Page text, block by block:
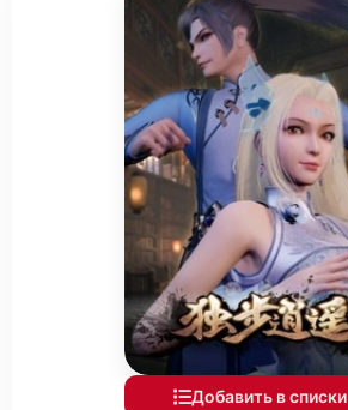
Добавить в списки